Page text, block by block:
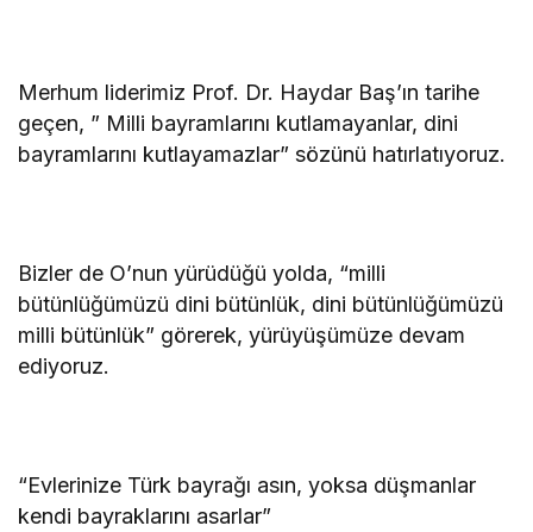
Merhum liderimiz Prof. Dr. Haydar Baş’ın tarihe
geçen, ” Milli bayramlarını kutlamayanlar, dini
bayramlarını kutlayamazlar” sözünü hatırlatıyoruz.
Bizler de O’nun yürüdüğü yolda, “milli
bütünlüğümüzü dini bütünlük, dini bütünlüğümüzü
milli bütünlük” görerek, yürüyüşümüze devam
ediyoruz.
“Evlerinize Türk bayrağı asın, yoksa düşmanlar
kendi bayraklarını asarlar”